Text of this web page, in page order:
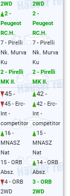
2WD
2 -
Peugeot
RC.H.
7 - Pirelli
Nk. Murva
Ku
2 - Pirelli
MK II.
2WD
2 -
Peugeot
RC.H.
7 - Pirelli
Nk. Murva
Ku
2 - Pirelli
MK II.
45 -
45 - Erc-
Int -
competitor
16 -
MNASZ
Nat
15 - ORB
Absz.
4 - ORB
2WD
42 -
42 - Erc-
Int -
competitor
15 -
MNASZ
Nat
14 - ORB
Absz.
3 - ORB
2WD